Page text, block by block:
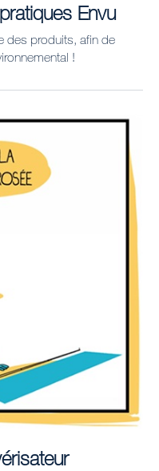
Envu
des produits, afin de
!